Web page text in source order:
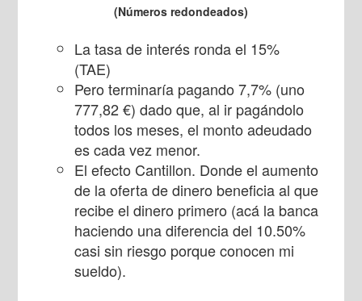
(Números redondeados)
La tasa de interés ronda el 15%
(TAE)
Pero terminaría pagando 7,7% (uno
777,82 €) dado que, al ir pagándolo
todos los meses, el monto adeudado
es cada vez menor.
El efecto Cantillon. Donde el aumento
de la oferta de dinero beneficia al que
recibe el dinero primero (acá la banca
haciendo una diferencia del 10.50%
casi sin riesgo porque conocen mi
sueldo).